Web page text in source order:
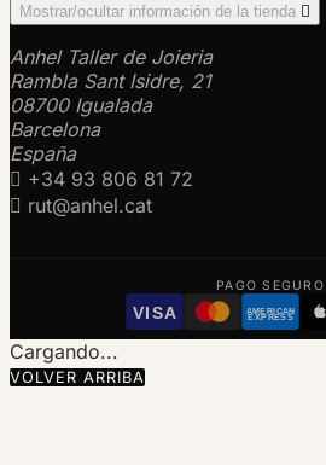
Mostrar/ocultar información de la tienda 
Anhel Taller de Joieria
Rambla Sant Isidre, 21
08700 Igualada
Barcelona
España
 +34 93 806 81 72
 rut@anhel.cat
PAGO SEGURO
VISA AMERICAN
EXPRESS
Cargando...
VOLVER ARRIBA